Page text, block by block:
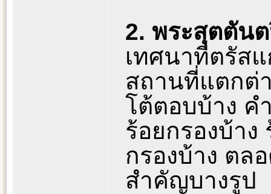
2. พระสุตตัน
เทศนาที่ตรัส
สถานที่แตกต่
โต้ตอบบ้าง ค
ร้อยกรองบ้าง
กรองบ้าง ตล
สำคัญบางรูป